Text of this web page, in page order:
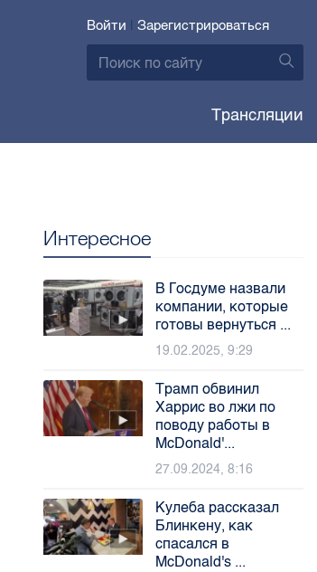
Войти | Зарегистрироваться
Трансляции
Интересное
В Госдуме назвали
компании, которые
готовы вернуться ...
19.02.2025, 9:29
Трамп обвинил
Харрис во лжи по
поводу работы в
McDonald'...
27.09.2024, 8:16
Кулеба рассказал
Блинкену, как
спасался в
McDonald's ...